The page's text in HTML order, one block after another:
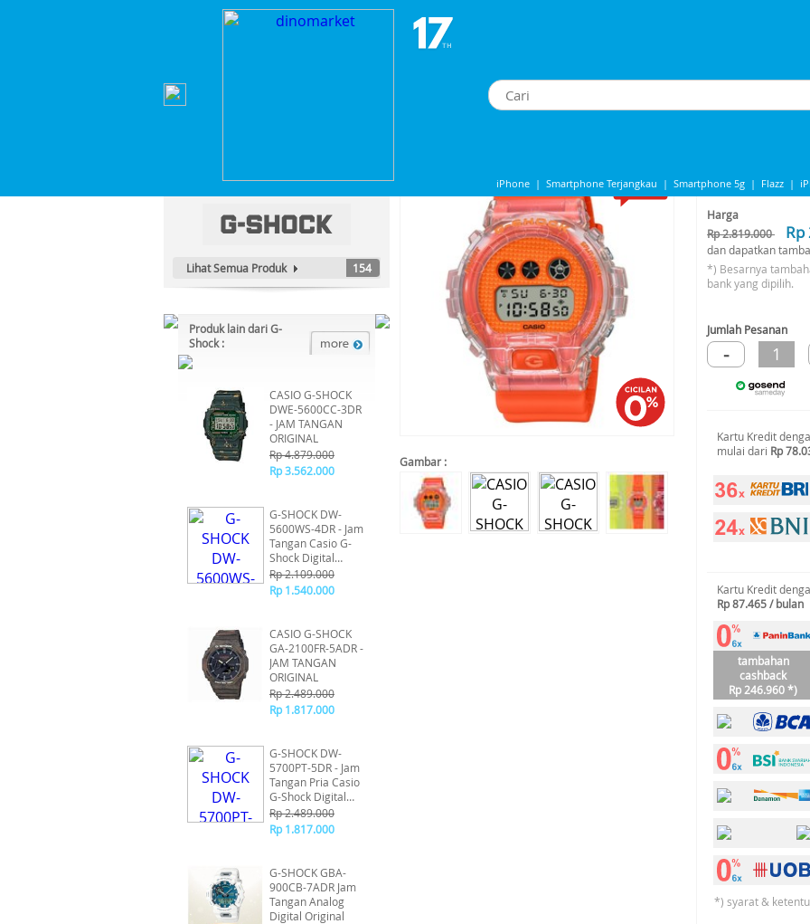
iPhone | Smartphone Terjangkau | Smartphone 5g | Flazz |
iPhone 13 | iPhone 14 | Samsung Note
Home
CASIO G-SHOCK DW-6900GL-4DR - JAM TANGAN DIGITAL ORIGINAL
Lihat Semua Produk 154
Produk lain dari G-
Shock :
CASIO G-SHOCK
DWE-5600CC-3DR
- JAM TANGAN
ORIGINAL
Rp 4.879.000
Rp 3.562.000
G-SHOCK DW-
5600WS-4DR - Jam
Tangan Casio G-
Shock Digital
Original
Rp 2.109.000
Rp 1.540.000
CASIO G-SHOCK
GA-2100FR-5ADR -
JAM TANGAN
ORIGINAL
Rp 2.489.000
Rp 1.817.000
G-SHOCK DW-
5700PT-5DR - Jam
Tangan Pria Casio
G-Shock Digital
Original
Rp 2.489.000
Rp 1.817.000
G-SHOCK GBA-
900CB-7ADR Jam
Tangan Analog
Digital Original
-36%*
Gambar :
Share to
Harga
Rp 2.819.000
dan dapatkan
*) Besarnya
bank yang dipilih.
Jumlah Pesanan
- 1
Kartu Kredit
mulai dari Rp
Kartu Kredit
Rp 87.465 / bulan
tambahan
cashback
Rp 246.960 *)
*) syarat &